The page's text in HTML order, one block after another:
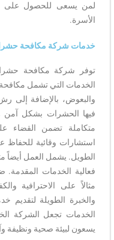
لمن يسعى للحصول على
الأسرة.
خدمات شركة مكافحة
توفر شركة مكافحة
الخدمات التي تشمل مكافحة
والبعوض، بالإضافة إلى رش
فيها الحشرات بشكل آمن
متكاملة تضمن القضاء
استشارات وقائية للحفاظ
الطويل. يشمل العمل أيضاً
فعالية الخدمات
مثالاً على الاحترافية
والخبرة الطويلة لتقديم
الخدمات تجعل الشركة
يسعون لبيئة صحية ونظيفة